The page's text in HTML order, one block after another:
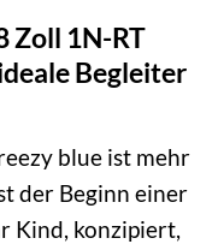
Zoll 1N-RT
Begleiter
blue ist mehr
der Beginn einer
Kind, konzipiert,